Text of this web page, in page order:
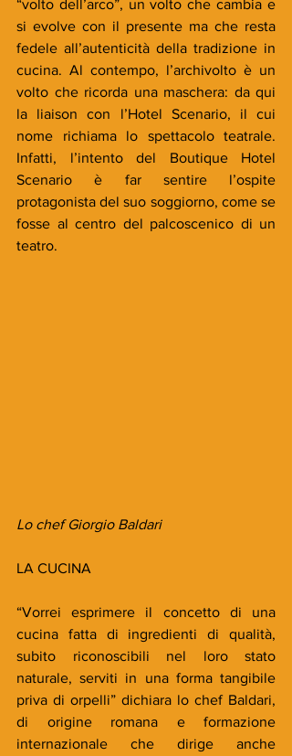
“volto dell’arco”, un volto che cambia e
si evolve con il presente ma che resta
fedele all’autenticità della tradizione in
cucina. Al contempo, l’archivolto è un
volto che ricorda una maschera: da qui
la liaison con l’Hotel Scenario, il cui
nome richiama lo spettacolo teatrale.
Infatti, l’intento del Boutique Hotel
Scenario è far sentire l’ospite
protagonista del suo soggiorno, come se
fosse al centro del palcoscenico di un
teatro.
Lo chef Giorgio Baldari
LA CUCINA
“Vorrei esprimere il concetto di una
cucina fatta di ingredienti di qualità,
subito riconoscibili nel loro stato
naturale, serviti in una forma tangibile
priva di orpelli” dichiara lo chef Baldari,
di origine romana e formazione
internazionale che dirige anche